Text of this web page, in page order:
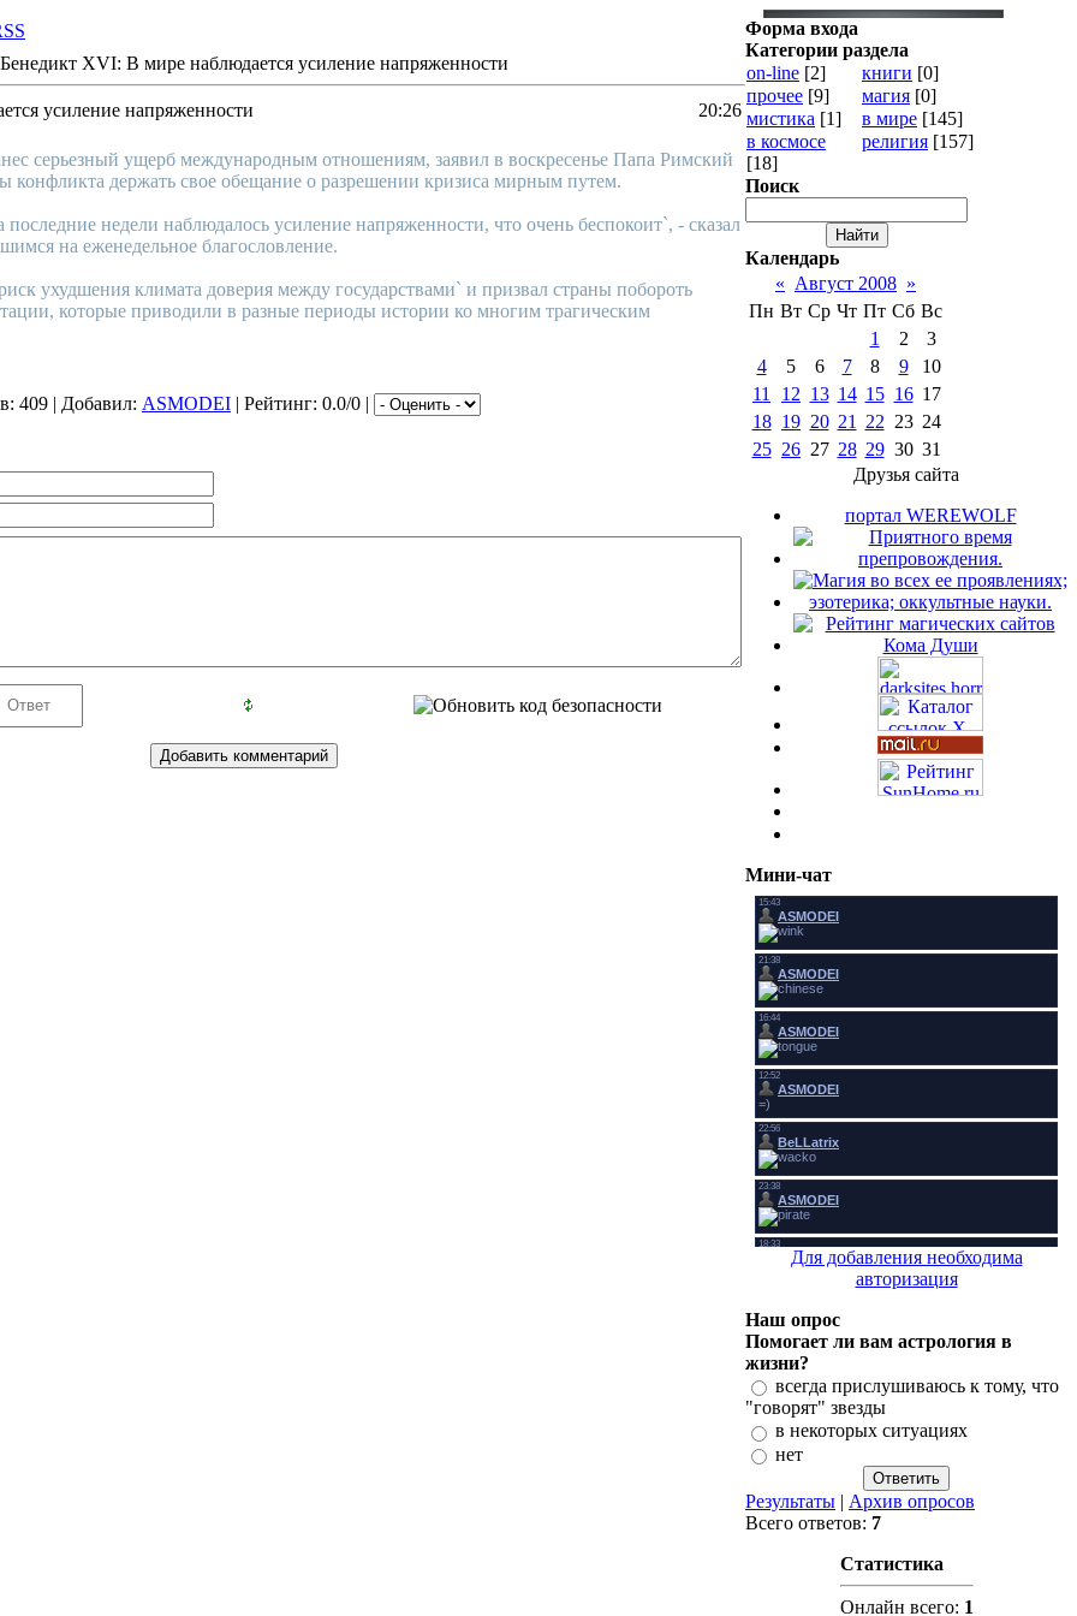
XVI: В мире наблюдается усиление напряженности
усиление напряженности 20:26
серьезный ущерб международным отношениям, заявил в воскресенье Папа Римский
конфликта держать свое обещание о разрешении кризиса мирным путем.
недели наблюдалось усиление напряженности, что очень беспокоит`, - сказал
на еженедельное благословление.
ухудшения климата доверия между государствами` и призвал страны побороть
которые приводили в разные периоды истории ко многим трагическим
: 409 | Добавил: ASMODEI | Рейтинг: 0.0/0 |
Форма входа
Категории раздела
on-line [2] книги [0]
прочее [9] магия [0]
мистика [1] в мире [145]
в космосе
[18]
религия [157]
Поиск
Календарь
« Август 2008 »
Пн Вт Ср Чт Пт Сб Вс
1
2
3
4
5 6 7 8 9
10
11
12 13 14 15 16 17
18 19 20 21 22 23 24
25 26 27 28 29 30 31
Друзья сайта
портал WEREWOLF
Мини-чат
Для добавления необходима
авторизация
Наш опрос
Помогает ли вам астрология в
жизни?
всегда прислушиваюсь к тому, что
"говорят" звезды
в некоторых ситуациях
нет
Результаты | Архив опросов
Всего ответов: 7
Статистика
Онлайн всего: 1